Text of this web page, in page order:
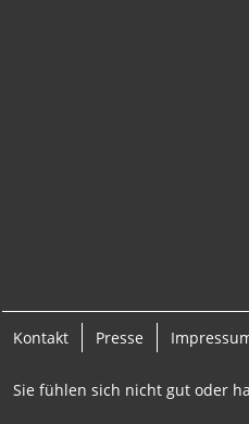
Kontakt Presse
Sie fühlen sich nicht gut oder